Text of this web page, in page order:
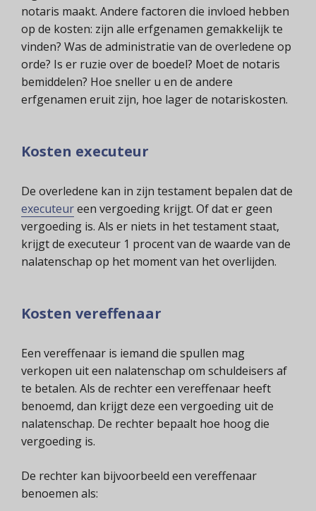
notaris maakt. Andere factoren die invloed hebben
op de kosten: zijn alle erfgenamen gemakkelijk te
vinden? Was de administratie van de overledene op
orde? Is er ruzie over de boedel? Moet de notaris
bemiddelen? Hoe sneller u en de andere
erfgenamen eruit zijn, hoe lager de notariskosten.
Kosten executeur
De overledene kan in zijn testament bepalen dat de
executeureen vergoeding krijgt. Of dat er geen
vergoeding is. Als er niets in het testament staat,
krijgt de executeur 1 procent van de waarde van de
nalatenschap op het moment van het overlijden.
Kosten vereffenaar
Een vereffenaar is iemand die spullen mag
verkopen uit een nalatenschap om schuldeisers af
te betalen. Als de rechter een vereffenaar heeft
benoemd, dan krijgt deze een vergoeding uit de
nalatenschap. De rechter bepaalt hoe hoog die
vergoeding is.
De rechter kan bijvoorbeeld een vereffenaar
benoemen als: